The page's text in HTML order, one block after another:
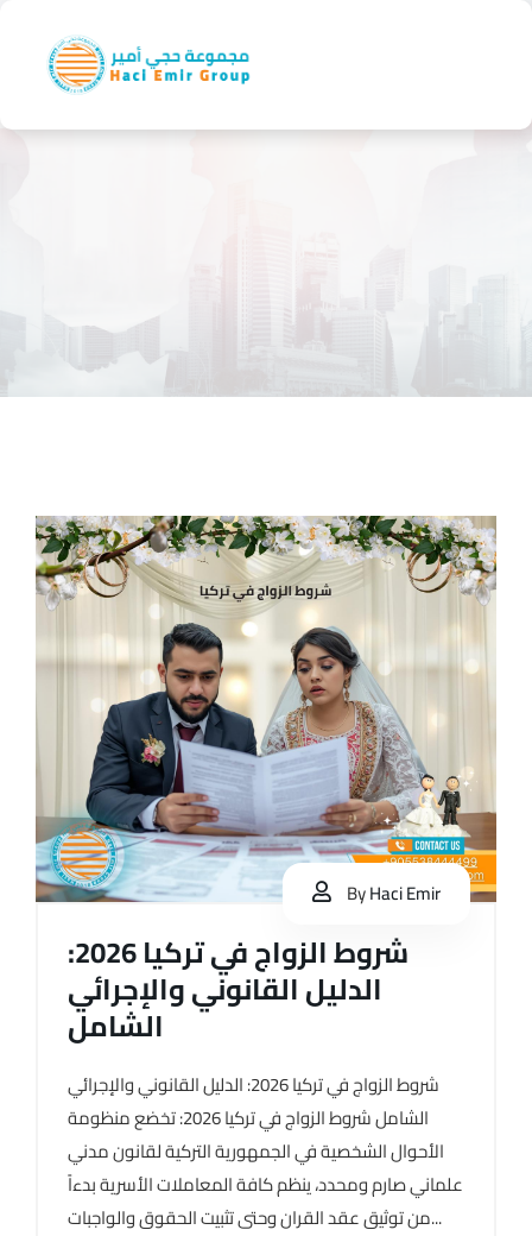
ByHaci Emir
شروط الزواج في تركيا 2026:
الدليل القانوني والإجرائي
الشامل
شروط الزواج في تركيا 2026: الدليل القانوني والإجرائي
الشامل شروط الزواج في تركيا 2026: تخضع منظومة
الأحوال الشخصية في الجمهورية التركية لقانون مدني
علماني صارم ومحدد، ينظم كافة المعاملات الأسرية بدءاً
من توثيق عقد القران وحتى تثبيت الحقوق والواجبات...